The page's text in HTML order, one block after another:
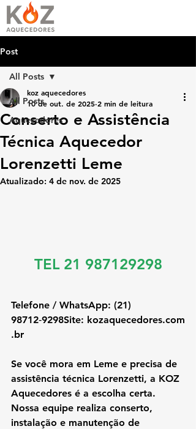
Post
All Posts
Aquecedores
All Posts
Conserto e Assistência
Técnica Aquecedor
Lorenzetti Leme
koz aquecedores
10 de out. de 2025 2 min de leitura
Atualizado: 4 de nov. de 2025
TEL 21 987129298
Telefone / WhatsApp: (21)
98712‑9298Site: kozaquecedores.com
.br
Se você mora em Leme e precisa de
assistência técnica Lorenzetti, a KOZ
Aquecedores é a escolha certa.
Nossa equipe realiza conserto,
instalação e manutenção de